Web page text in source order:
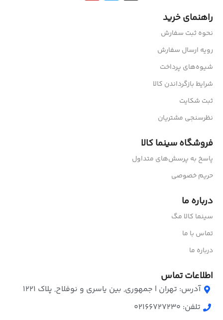
راهنمای خرید
نحوه ثبت سفارش
رویه ارسال سفارش
شیوه‌های پرداخت
شرایط بازگرداندن کالا
ثبت شکایت
نظرسنجی مشتریان
فروشگاه سینما کالا
پاسخ به پرسش‌های متداول
حریم خصوصی
درباره ما
سینما کالا مگ
تماس با ما
درباره ما
اطلاعات تماس
آدرس: تهران | جمهوری, بین یاسری و نوفلاح, پلاک ۱۲۲۱
تلفن: 02166727230